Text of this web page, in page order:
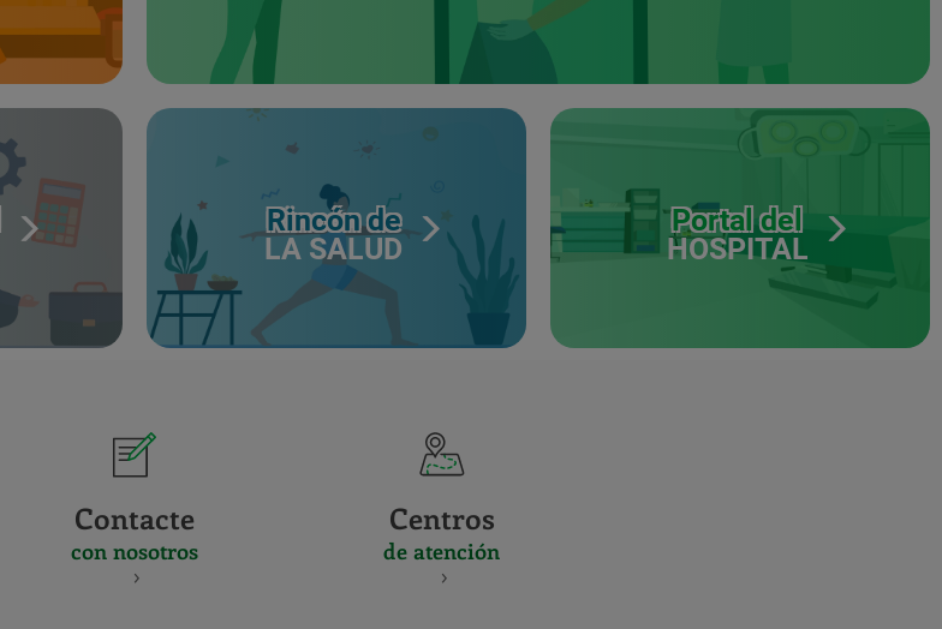
Rincón de
LA SALUD
Portal del
HOSPITAL
Contacte
con nosotros
Centros
de atención